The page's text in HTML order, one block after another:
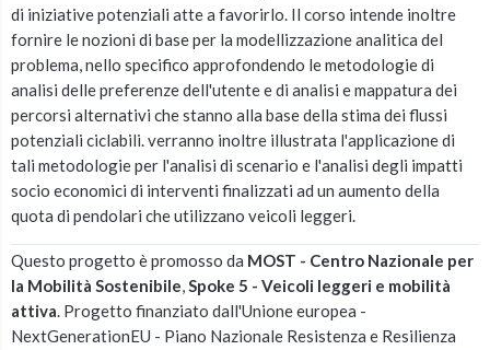
di iniziative potenziali atte a favorirlo. Il corso intende inoltre
fornire le nozioni di base per la modellizzazione analitica del
problema, nello specifico approfondendo le metodologie di
analisi delle preferenze dell'utente e di analisi e mappatura dei
percorsi alternativi che stanno alla base della stima dei flussi
potenziali ciclabili. verranno inoltre illustrata l'applicazione di
tali metodologie per l'analisi di scenario e l'analisi degli impatti
socio economici di interventi finalizzati ad un aumento della
quota di pendolari che utilizzano veicoli leggeri.
Questo progetto è promosso da MOST - Centro Nazionale per
la Mobilità Sostenibile,Spoke 5 - Veicoli leggeri e mobilità
attiva. Progetto finanziato dall'Unione europea -
NextGenerationEU - Piano Nazionale Resistenza e Resilienza